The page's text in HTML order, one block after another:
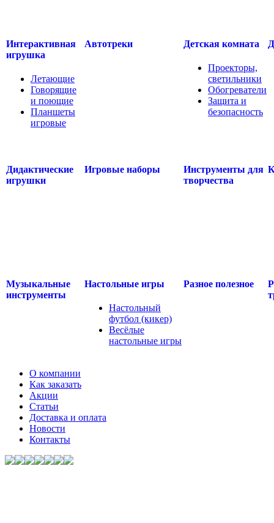
Интерактивная
игрушка
Летающие
Говорящие
и поющие
Планшеты
игровые
Автотреки Детская комната
Проекторы,
светильники
Обогреватели
Защита и
безопасность
Дидактические
игрушки
Игровые наборы
Инструменты для
творчества
Музыкальные
инструменты
Настольные игры
Настольный
футбол (кикер)
Весёлые
настольные игры
Разное полезное
О компании
Как заказать
Акции
Статьи
Доставка и оплата
Новости
Контакты